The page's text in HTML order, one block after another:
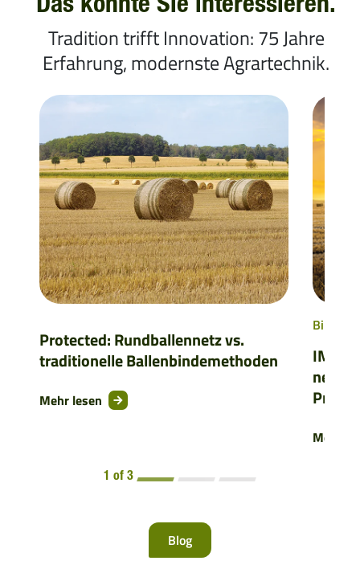
Das könnte Sie interessieren.
Tradition trifft Innovation: 75 Jahre
Erfahrung, modernste Agrartechnik.
Protected: Rundballennetz vs.
traditionelle Ballenbindemethoden
Mehr lesen
neue
Mehr
1 of 3
Blog